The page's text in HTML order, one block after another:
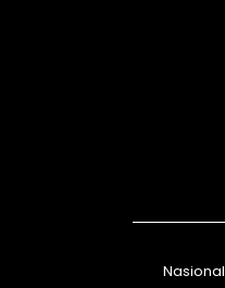
Nasional